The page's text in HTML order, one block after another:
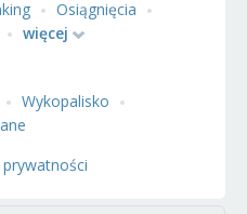
Osiągnięcia
więcej
Wykopalisko